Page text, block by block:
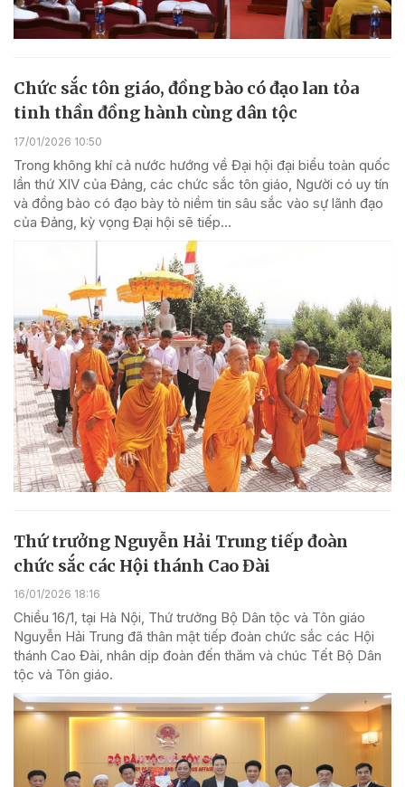
Chức sắc tôn giáo, đồng bào có đạo lan tỏa
tinh thần đồng hành cùng dân tộc
17/01/2026 10:50
Trong không khí cả nước hướng về Đại hội đại biểu toàn quốc
lần thứ XIV của Đảng, các chức sắc tôn giáo, Người có uy tín
và đồng bào có đạo bày tỏ niềm tin sâu sắc vào sự lãnh đạo
của Đảng, kỳ vọng Đại hội sẽ tiếp...
Thứ trưởng Nguyễn Hải Trung tiếp đoàn
chức sắc các Hội thánh Cao Đài
16/01/2026 18:16
Chiều 16/1, tại Hà Nội, Thứ trưởng Bộ Dân tộc và Tôn giáo
Nguyễn Hải Trung đã thân mật tiếp đoàn chức sắc các Hội
thánh Cao Đài, nhân dịp đoàn đến thăm và chúc Tết Bộ Dân
tộc và Tôn giáo.